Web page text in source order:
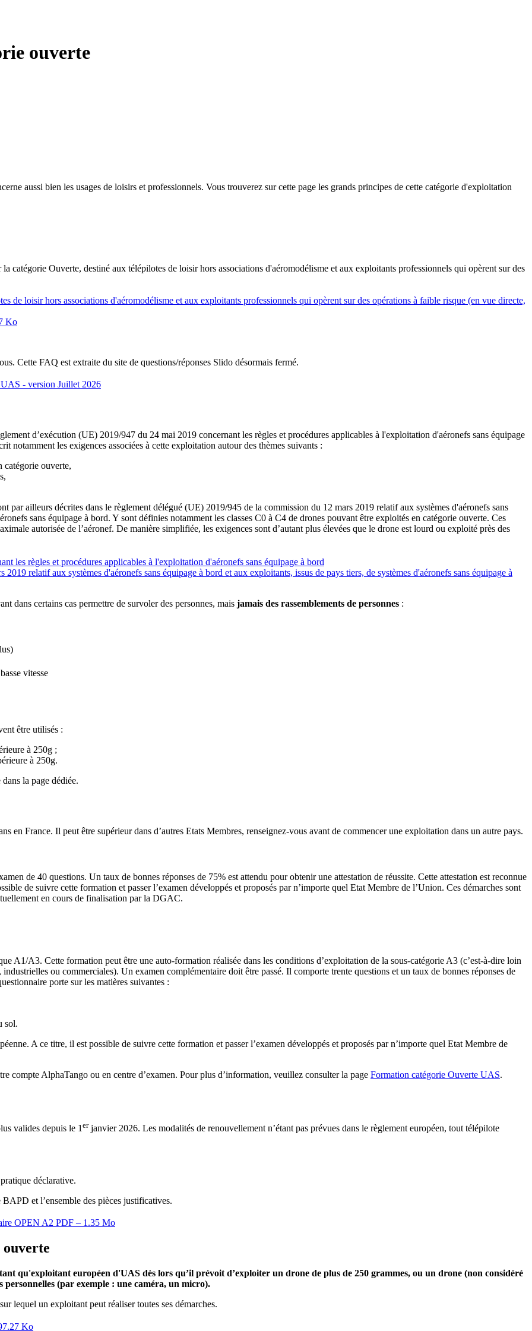
ouverte
aussi bien les usages de loisirs et professionnels. Vous trouverez sur cette page les grands principes de cette catégorie d'exploitation
catégorie Ouverte, destiné aux télépilotes de loisir hors associations d'aéromodélisme et aux exploitants professionnels qui opèrent sur des
de loisir hors associations d'aéromodélisme et aux exploitants professionnels qui opèrent sur des opérations à faible risque (en vue directe,
Ko
Cette FAQ est extraite du site de questions/réponses Slido désormais fermé.
UAS - version Juillet 2026
d’exécution (UE) 2019/947 du 24 mai 2019 concernant les règles et procédures applicables à l'exploitation d'aéronefs sans équipage
notamment les exigences associées à cette exploitation autour des thèmes suivants :
catégorie ouverte,
par ailleurs décrites dans le règlement délégué (UE) 2019/945 de la commission du 12 mars 2019 relatif aux systèmes d'aéronefs sans
sans équipage à bord. Y sont définies notamment les classes C0 à C4 de drones pouvant être exploités en catégorie ouverte. Ces
autorisée de l’aéronef. De manière simplifiée, les exigences sont d’autant plus élevées que le drone est lourd ou exploité près des
les règles et procédures applicables à l'exploitation d'aéronefs sans équipage à bord
relatif aux systèmes d'aéronefs sans équipage à bord et aux exploitants, issus de pays tiers, de systèmes d'aéronefs sans équipage à
dans certains cas permettre de survoler des personnes, mais jamais des rassemblements de personnes :
vitesse
être utilisés :
à 250g ;
à 250g.
la page dédiée.
en France. Il peut être supérieur dans d’autres Etats Membres, renseignez-vous avant de commencer une exploitation dans un autre pays.
de 40 questions. Un taux de bonnes réponses de 75% est attendu pour obtenir une attestation de réussite. Cette attestation est reconnue
de suivre cette formation et passer l’examen développés et proposés par n’importe quel Etat Membre de l’Union. Ces démarches sont
en cours de finalisation par la DGAC.
A1/A3. Cette formation peut être une auto-formation réalisée dans les conditions d’exploitation de la sous-catégorie A3 (c’est-à-dire loin
ou commerciales). Un examen complémentaire doit être passé. Il comporte trente questions et un taux de bonnes réponses de
porte sur les matières suivantes :
sol.
A ce titre, il est possible de suivre cette formation et passer l’examen développés et proposés par n’importe quel Etat Membre de
compte AlphaTango ou en centre d’examen. Pour plus d’information, veuillez consulter la page Formation catégorie Ouverte UAS.
valides depuis le 1 erjanvier 2026. Les modalités de renouvellement n’étant pas prévues dans le règlement européen, tout télépilote
déclarative.
et l’ensemble des pièces justificatives.
OPEN A2 PDF – 1.35 Mo
ouverte
qu'exploitant européen d'UAS dès lors qu’il prévoit d’exploiter un drone de plus de 250 grammes, ou un drone (non considéré
(par exemple : une caméra, un micro).
lequel un exploitant peut réaliser toutes ses démarches.
Ko